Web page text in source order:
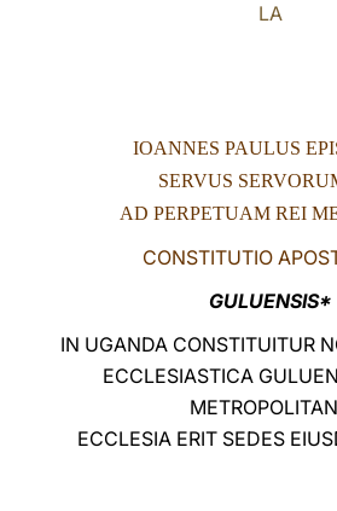
LA
IOANNES PAULUS
SERVUS
AD PERPETUAM REI
CONSTITUTIO
GULUENSIS*
IN UGANDA CONSTITUITUR
ECCLESIASTICA
ECCLESIA ERIT SEDES